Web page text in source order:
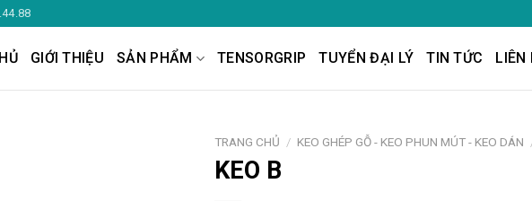
GIỚI THIỆU SẢN PHẨM TENSORGRIP TUYỂN ĐẠI LÝ TIN TỨC LIÊN
TRANG CHỦ / KEO GHÉP GỖ - KEO PHUN MÚT - KEO DÁN
KEO B